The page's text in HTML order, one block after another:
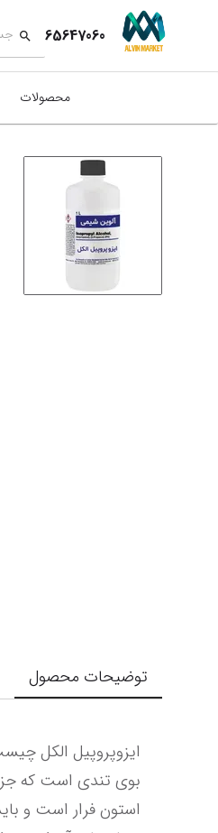
65647060
محصولات
توضیحات محصول